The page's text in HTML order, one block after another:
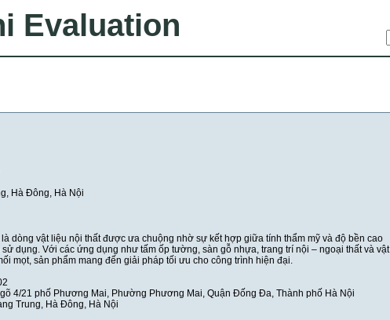
Evaluation
Hà Đông, Hà Nội
dòng vật liệu nội thất được ưa chuộng nhờ sự kết hợp giữa tính thẩm mỹ và độ bền cao
dụng. Với các ứng dụng như tấm ốp tường, sàn gỗ nhựa, trang trí nội – ngoại thất và vật
mọt, sản phẩm mang đến giải pháp tối ưu cho công trình hiện đại.
4/21 phố Phương Mai, Phường Phương Mai, Quận Đống Đa, Thành phố Hà Nội
Trung, Hà Đông, Hà Nội